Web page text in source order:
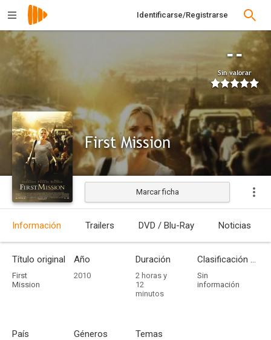
Identificarse/Registrarse
--
Sin valorar
First Mission
Estrenada
Marcar ficha
Información Trailers DVD / Blu-Ray Noticias
Título original
First
Mission
Año
2010
Duración
2 horas y
12
minutos
Clasificación por edades
Sin
información
País Géneros Temas